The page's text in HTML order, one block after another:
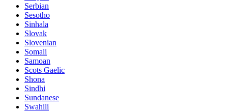
Serbian
Sesotho
Sinhala
Slovak
Slovenian
Somali
Samoan
Scots Gaelic
Shona
Sindhi
Sundanese
Swahili